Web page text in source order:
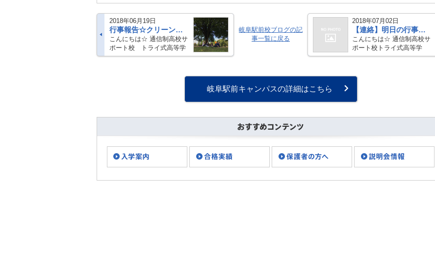
2018年06月19日
行事報告☆クリーン活動！（岐阜）
こんにちは☆ 通信制高校サ
ポート校 トライ式高等学
院 岐阜キャンパスです！
岐阜駅前校ブログの記
事一覧に戻る
2018年07月02日
【連絡】明日の行事について
こんにちは☆ 通信制高校サ
ポート校トライ式高等学
院 岐阜キャンパスです！
岐阜駅前キャンパスの詳細はこちら